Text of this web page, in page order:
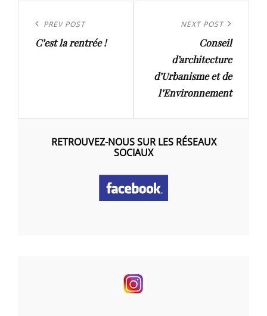
l’article
Previous
Post
PREV POST
C’est la rentrée !
NEXT POST
Conseil
d’architecture
d’Urbanisme et de
l’Environnement
RETROUVEZ-NOUS SUR LES RÉSEAUX
SOCIAUX